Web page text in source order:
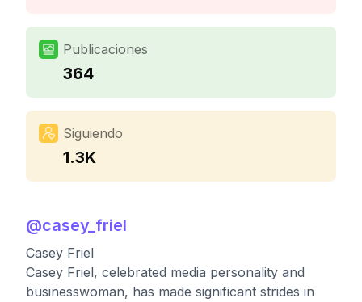
Publicaciones
364
Siguiendo
1.3K
@casey_friel
Casey Friel
Casey Friel, celebrated media personality and
businesswoman, has made significant strides in